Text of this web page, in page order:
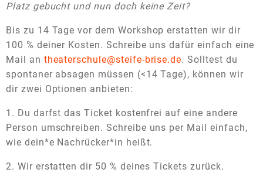
Platz gebucht und nun doch keine Zeit?
Bis zu 14 Tage vor dem Workshop erstatten wir dir
100 % deiner Kosten. Schreibe uns dafür einfach eine
Mail an theaterschule@steife-brise.de. Solltest du
spontaner absagen müssen (<14 Tage), können wir
dir zwei Optionen anbieten:
1. Du darfst das Ticket kostenfrei auf eine andere
Person umschreiben. Schreibe uns per Mail einfach,
wie dein*e Nachrücker*in heißt.
2. Wir erstatten dir 50 % deines Tickets zurück.